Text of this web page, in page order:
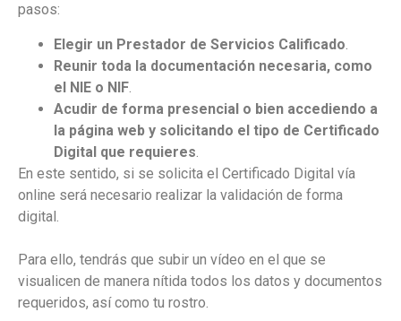
pasos:
Elegir un Prestador de Servicios Calificado
Reunir toda la documentación necesaria, como
el NIE o NIF
Acudir de forma presencial o bien accediendo a
la página web y solicitando el tipo de Certificado
Digital que requieres
En este sentido, si se solicita el Certificado Digital vía
online será necesario realizar la validación de forma
digital.
Para ello, tendrás que subir un vídeo en el que se
visualicen de manera nítida todos los datos y documentos
requeridos, así como tu rostro.